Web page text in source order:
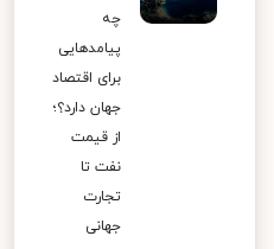
چه
پیامدهایی
برای اقتصاد
جهان دارد؟؛
از قیمت
نفت تا
تجارت
جهانی